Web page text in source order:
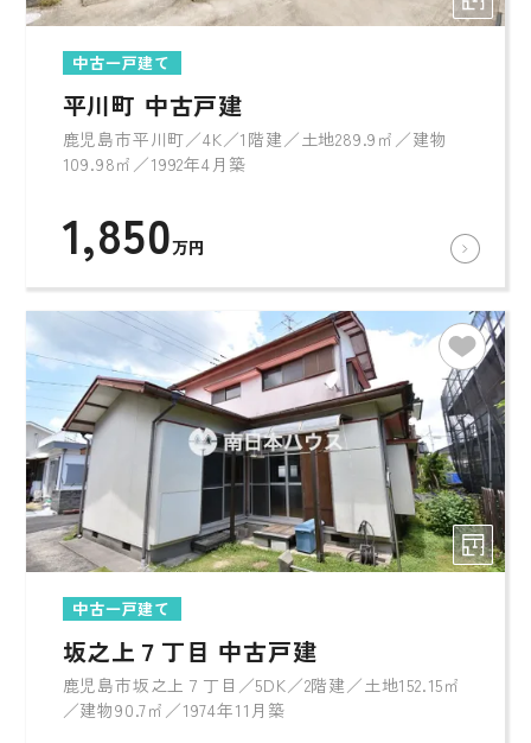
中古一戸建て
平川町 中古戸建
鹿児島市平川町／4K／1階建／土地289.9㎡／建物
109.98㎡／1992年4月築
1,850万円
中古一戸建て
坂之上７丁目 中古戸建
鹿児島市坂之上７丁目／5DK／2階建／土地152.15㎡
／建物90.7㎡／1974年11月築